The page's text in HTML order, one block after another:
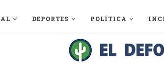
DEPORTES POLÍTICA